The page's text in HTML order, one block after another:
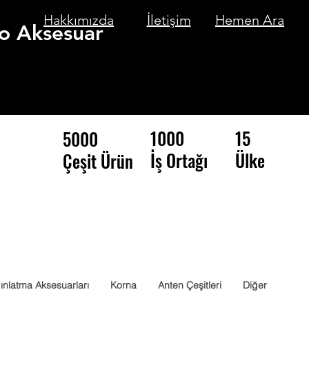
Aksesuar
Hakkımızda İletişim Hemen Ara
5000
Çeşit Ürün
1000
İş Ortağı
15
Ülke
Aksesuarları Korna Anten Çeşitleri Diğer